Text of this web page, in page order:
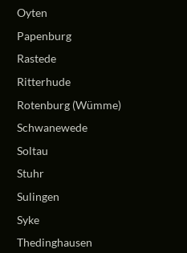
Oyten
Papenburg
Rastede
Ritterhude
Rotenburg (Wümme)
Schwanewede
Soltau
Stuhr
Sulingen
Syke
Thedinghausen